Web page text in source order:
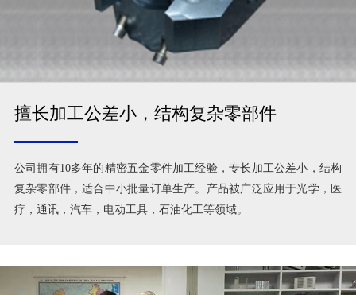
擅长加工公差小，结构复杂零部件
公司拥有10多年的精密五金零件加工经验，专长加工公差小，结构
复杂零部件，适合中小批量订单生产。产品被广泛应用于光学，医
疗，通讯，汽车，电动工具，石油化工等领域。